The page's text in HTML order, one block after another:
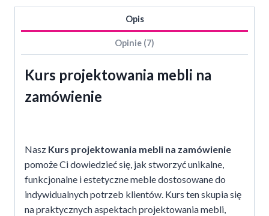
zamówienie?
Opis
Opinie (7)
Kurs projektowania mebli na
zamówienie
Nasz Kurs projektowania mebli na zamówienie
pomoże Ci dowiedzieć się, jak stworzyć unikalne,
funkcjonalne i estetyczne meble dostosowane do
indywidualnych potrzeb klientów. Kurs ten skupia się
na praktycznych aspektach projektowania mebli,